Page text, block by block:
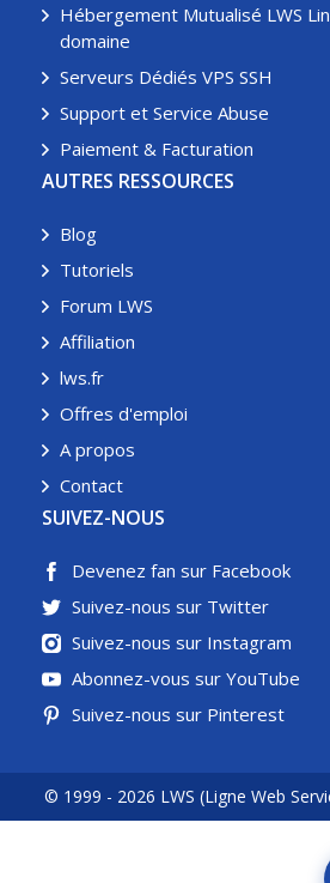
Hébergement Mutualisé LWS
domaine
Serveurs Dédiés VPS SSH
Support et Service Abuse
Paiement & Facturation
AUTRES RESSOURCES
Blog
Tutoriels
Forum LWS
Affiliation
lws.fr
Offres d'emploi
A propos
Contact
SUIVEZ-NOUS
Devenez fan sur Facebook
Suivez-nous sur Twitter
Suivez-nous sur Instagram
Abonnez-vous sur YouTube
Suivez-nous sur Pinterest
© 1999 - 2026 LWS (Ligne Web